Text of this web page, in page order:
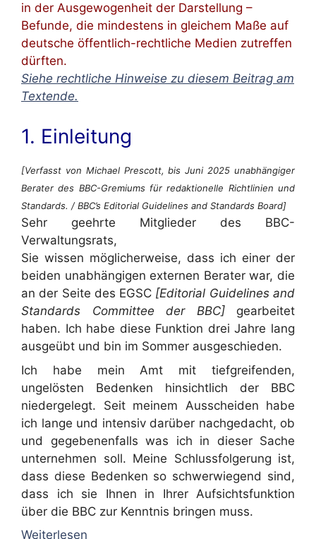
in der Ausgewogenheit der Darstellung –
Befunde, die mindestens in gleichem Maße auf
deutsche öffentlich-rechtliche Medien zutreffen
dürften.
Siehe rechtliche Hinweise zu diesem Beitrag am
Textende.
1. Einleitung
[Verfasst von Michael Prescott, bis Juni 2025 unabhängiger
Berater des BBC-Gremiums für redaktionelle Richtlinien und
Standards. / BBC’s Editorial Guidelines and Standards Board]
Sehr geehrte Mitglieder des BBC-
Verwaltungsrats,
Sie wissen möglicherweise, dass ich einer der
beiden unabhängigen externen Berater war, die
an der Seite des EGSC [Editorial Guidelines and
Standards Committee der BBC] gearbeitet
haben. Ich habe diese Funktion drei Jahre lang
ausgeübt und bin im Sommer ausgeschieden.
Ich habe mein Amt mit tiefgreifenden,
ungelösten Bedenken hinsichtlich der BBC
niedergelegt. Seit meinem Ausscheiden habe
ich lange und intensiv darüber nachgedacht, ob
und gegebenenfalls was ich in dieser Sache
unternehmen soll. Meine Schlussfolgerung ist,
dass diese Bedenken so schwerwiegend sind,
dass ich sie Ihnen in Ihrer Aufsichtsfunktion
über die BBC zur Kenntnis bringen muss.
Weiterlesen